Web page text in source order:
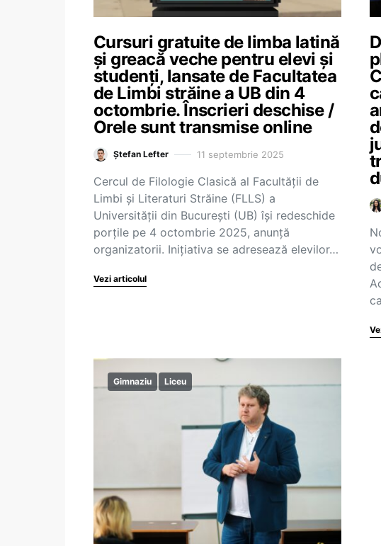
Cursuri gratuite de limba latină
și greacă veche pentru elevi și
studenți, lansate de Facultatea
de Limbi străine a UB din 4
octombrie. Înscrieri deschise /
Orele sunt transmise online
Ștefan Lefter 11 septembrie 2025
Cercul de Filologie Clasică al Facultății de
Limbi și Literaturi Străine (FLLS) a
Universității din București (UB) își redeschide
porțile pe 4 octombrie 2025, anunță
organizatorii. Inițiativa se adresează elevilor…
Vezi articolul
Gimnaziu Liceu